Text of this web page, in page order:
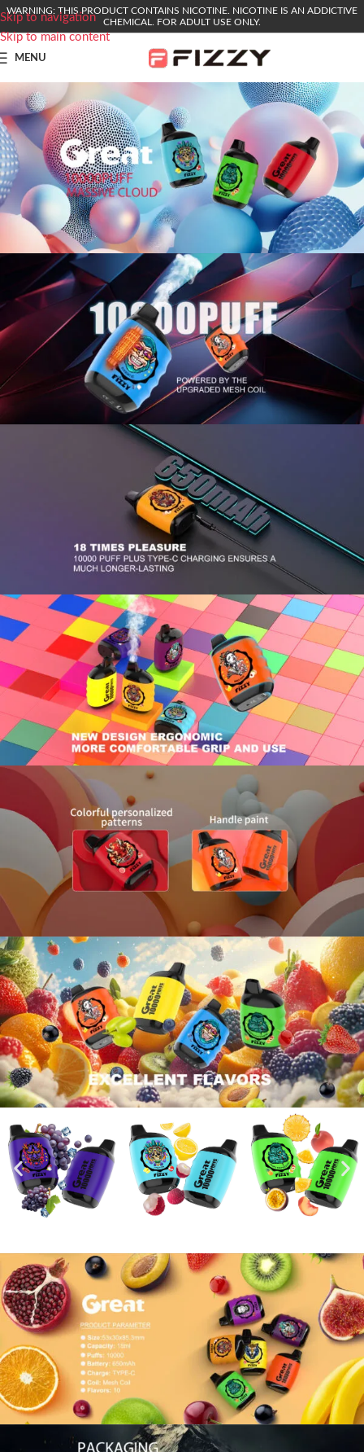
Skip to navigation
Skip to main content
WARNING: THIS PRODUCT CONTAINS NICOTINE. NICOTINE IS AN ADDICTIVE
CHEMICAL. FOR ADULT USE ONLY.
MENU